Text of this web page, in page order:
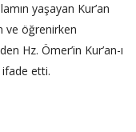
yaşayan Kur’an
ve öğrenirken
Hz. Ömer’in Kur’an-ı
ifade etti.